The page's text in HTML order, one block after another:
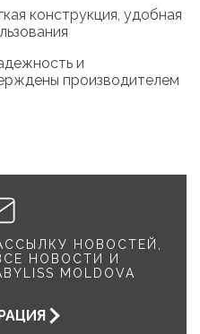
конструкция, удобная
и
производителем
НОВОСТЕЙ,
НОВОСТИ И
MOLDOVA